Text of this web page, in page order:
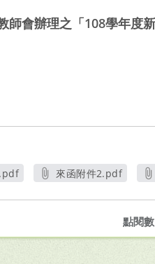
師會辦理之「108學年度
來函附件2.pdf
點閱數